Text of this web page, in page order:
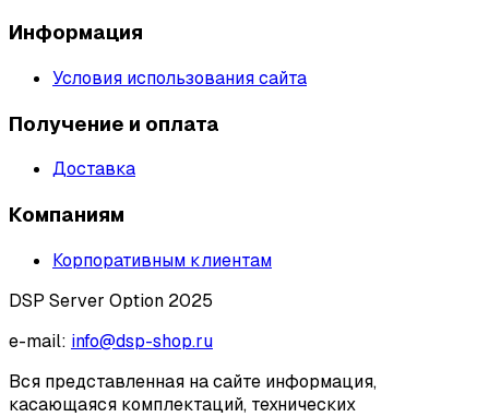
Информация
Условия использования сайта
Получение и оплата
Доставка
Компаниям
Корпоративным клиентам
DSP Server Option 2025
e-mail: info@dsp-shop.ru
Вся представленная на сайте информация,
касающаяся комплектаций, технических